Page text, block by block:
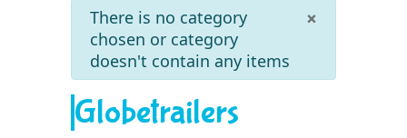
×
info
There is no category
chosen or category
doesn't contain any items
Globetrailers